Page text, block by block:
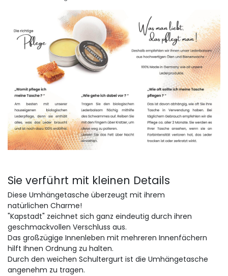
Sie verführt mit kleinen Details
Diese Umhängetasche überzeugt mit ihrem
natürlichen Charme!
"Kapstadt" zeichnet sich ganz eindeutig durch ihren
geschmackvollen Verschluss aus.
Das großzügige Innenleben mit mehreren Innenfächern
hilft Ihnen Ordnung zu halten.
Durch den weichen Schultergurt ist die Umhängetasche
angenehm zu tragen.